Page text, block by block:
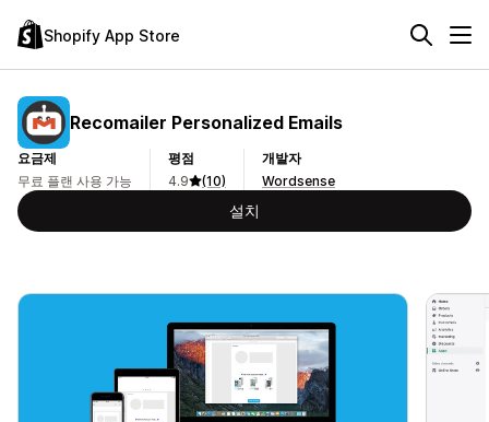
Shopify App Store
Recomailer Personalized Emails
요금제
무료 플랜 사용 가능
평점
4.9
(10)
개발자
Wordsense
설치